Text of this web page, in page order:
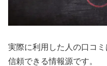
実際に利用した人の口コ
信頼できる情報源です。